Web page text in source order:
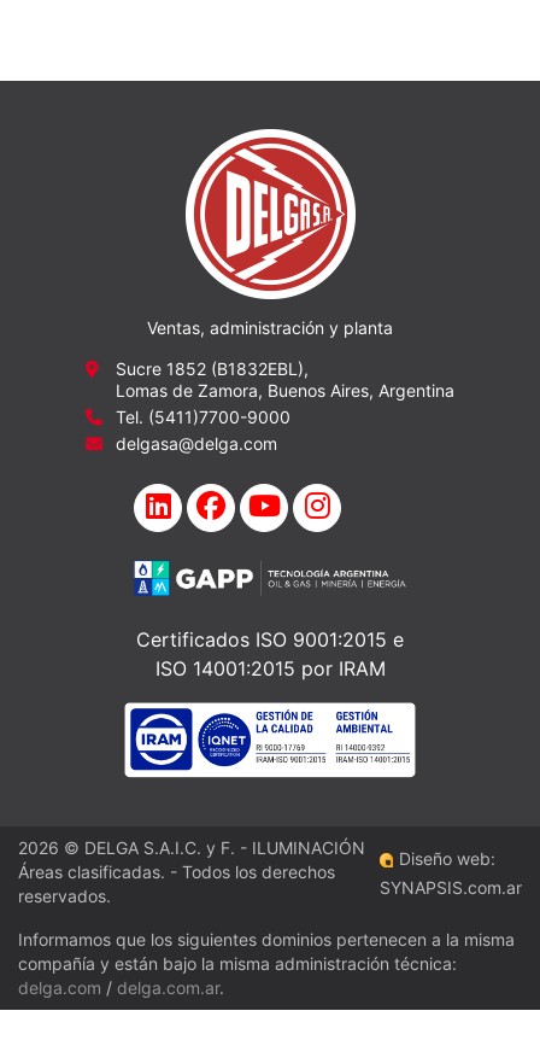
Ventas, administración y planta
Sucre 1852 (B1832EBL),
Lomas de Zamora, Buenos Aires, Argentina
Tel. (5411)7700-9000
delgasa@delga.com
Certificados ISO 9001:2015 e
ISO 14001:2015 por IRAM
2026 © DELGA S.A.I.C. y F. - ILUMINACIÓN
Áreas clasificadas. - Todos los derechos
reservados.
Diseño web:
SYNAPSIS.com.ar
Informamos que los siguientes dominios pertenecen a la misma
compañía y están bajo la misma administración técnica:
delga.com / delga.com.ar.